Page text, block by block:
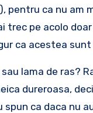
pentru ca nu
pe acolo
ca acestea
lama de ras?
dureroasa,
spun ca daca nu